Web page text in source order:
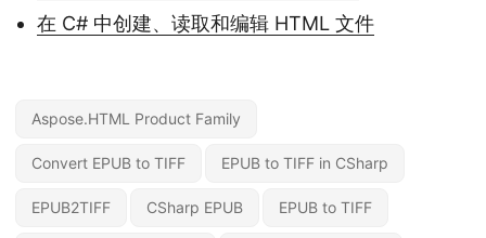
在 C# 中创建、读取和编辑 HTML 文件
Aspose.HTML Product Family
Convert EPUB to TIFF EPUB to TIFF in CSharp
EPUB2TIFF CSharp EPUB EPUB to TIFF